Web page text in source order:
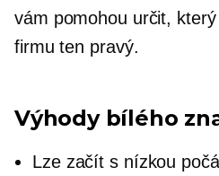
vám pomohou určit,
firmu ten pravý.
Výhody bílého
Lze začít s nízkou